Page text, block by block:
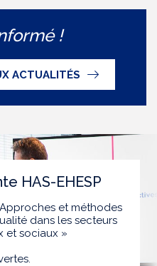
!
ACTUALITÉS
HAS-EHESP
et méthodes
dans les secteurs
et sociaux »